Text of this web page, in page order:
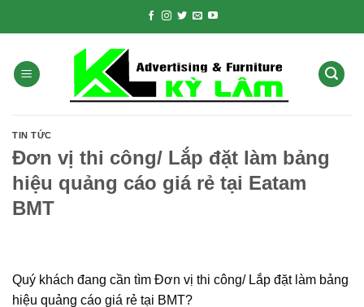
TIN TỨC
Đơn vị thi công/ Lắp đặt làm bảng
hiệu quảng cáo giá rẻ tại Eatam
BMT
Quý khách đang cần tìm Đơn vị thi công/ Lắp đặt làm bảng
hiệu quảng cáo giá rẻ tại BMT?